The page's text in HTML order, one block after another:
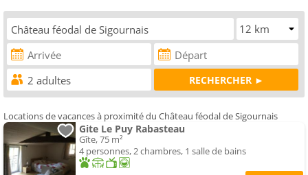
Locations de vacances à proximité du Château féodal de Sigournais
Gite Le Puy Rabasteau
Gîte, 75 m²
4 personnes, 2 chambres, 1 salle de bains